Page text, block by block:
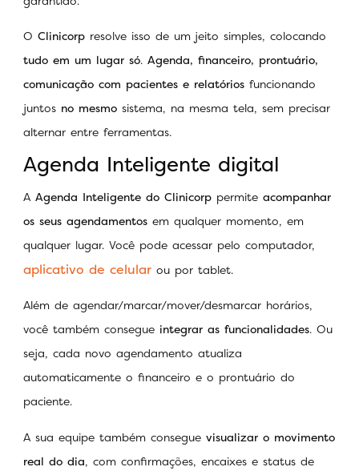
O Clinicorp resolve isso de um jeito simples, colocando
tudo em um lugar só. Agenda, financeiro, prontuário,
comunicação com pacientes e relatórios funcionando
juntos no mesmo sistema, na mesma tela, sem precisar
alternar entre ferramentas.
Agenda Inteligente digital
A Agenda Inteligente do Clinicorp permite acompanhar
os seus agendamentos em qualquer momento, em
qualquer lugar. Você pode acessar pelo computador,
aplicativo de celular ou por tablet.
Além de agendar/marcar/mover/desmarcar horários,
você também consegue integrar as funcionalidades. Ou
seja, cada novo agendamento atualiza
automaticamente o financeiro e o prontuário do
paciente.
A sua equipe também consegue visualizar o movimento
real do dia, com confirmações, encaixes e status de